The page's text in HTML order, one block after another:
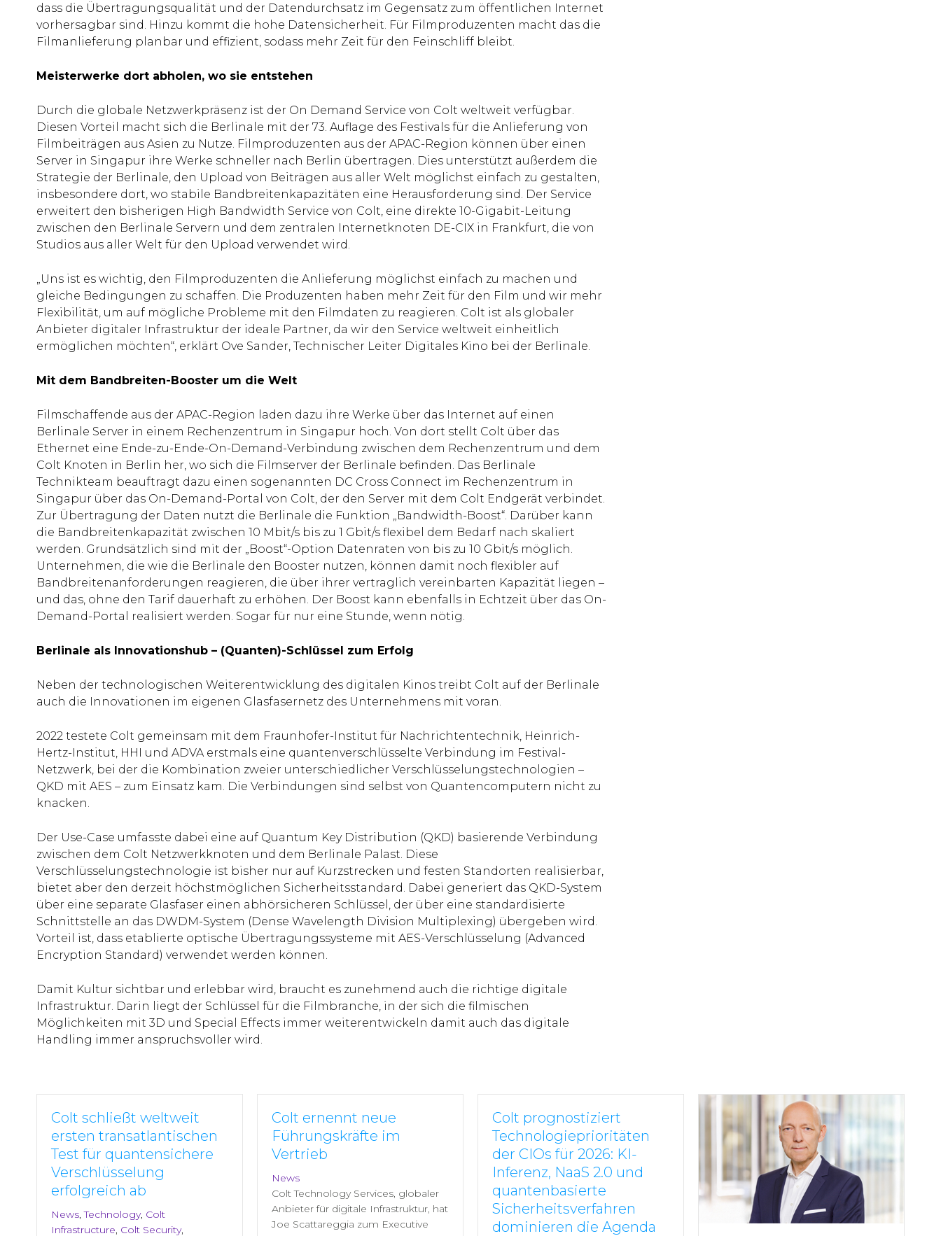
dass die Übertragungsqualität und der Datendurchsatz im Gegensatz zum öffentlichen Internet
vorhersagbar sind. Hinzu kommt die hohe Datensicherheit. Für Filmproduzenten macht das die
Filmanlieferung planbar und effizient, sodass mehr Zeit für den Feinschliff bleibt.
Meisterwerke dort abholen, wo sie entstehen
Durch die globale Netzwerkpräsenz ist der On Demand Service von Colt weltweit verfügbar.
Diesen Vorteil macht sich die Berlinale mit der 73. Auflage des Festivals für die Anlieferung von
Filmbeiträgen aus Asien zu Nutze. Filmproduzenten aus der APAC-Region können über einen
Server in Singapur ihre Werke schneller nach Berlin übertragen. Dies unterstützt außerdem die
Strategie der Berlinale, den Upload von Beiträgen aus aller Welt möglichst einfach zu gestalten,
insbesondere dort, wo stabile Bandbreitenkapazitäten eine Herausforderung sind. Der Service
erweitert den bisherigen High Bandwidth Service von Colt, eine direkte 10-Gigabit-Leitung
zwischen den Berlinale Servern und dem zentralen Internetknoten DE-CIX in Frankfurt, die von
Studios aus aller Welt für den Upload verwendet wird.
„Uns ist es wichtig, den Filmproduzenten die Anlieferung möglichst einfach zu machen und
gleiche Bedingungen zu schaffen. Die Produzenten haben mehr Zeit für den Film und wir mehr
Flexibilität, um auf mögliche Probleme mit den Filmdaten zu reagieren. Colt ist als globaler
Anbieter digitaler Infrastruktur der ideale Partner, da wir den Service weltweit einheitlich
ermöglichen möchten“, erklärt Ove Sander, Technischer Leiter Digitales Kino bei der Berlinale.
Mit dem Bandbreiten-Booster um die Welt
Filmschaffende aus der APAC-Region laden dazu ihre Werke über das Internet auf einen
Berlinale Server in einem Rechenzentrum in Singapur hoch. Von dort stellt Colt über das
Ethernet eine Ende-zu-Ende-On-Demand-Verbindung zwischen dem Rechenzentrum und dem
Colt Knoten in Berlin her, wo sich die Filmserver der Berlinale befinden. Das Berlinale
Technikteam beauftragt dazu einen sogenannten DC Cross Connect im Rechenzentrum in
Singapur über das On-Demand-Portal von Colt, der den Server mit dem Colt Endgerät verbindet.
Zur Übertragung der Daten nutzt die Berlinale die Funktion „Bandwidth-Boost“. Darüber kann
die Bandbreitenkapazität zwischen 10 Mbit/s bis zu 1 Gbit/s flexibel dem Bedarf nach skaliert
werden. Grundsätzlich sind mit der „Boost“-Option Datenraten von bis zu 10 Gbit/s möglich.
Unternehmen, die wie die Berlinale den Booster nutzen, können damit noch flexibler auf
Bandbreitenanforderungen reagieren, die über ihrer vertraglich vereinbarten Kapazität liegen –
und das, ohne den Tarif dauerhaft zu erhöhen. Der Boost kann ebenfalls in Echtzeit über das On-
Demand-Portal realisiert werden. Sogar für nur eine Stunde, wenn nötig.
Berlinale als Innovationshub – (Quanten)-Schlüssel zum Erfolg
Neben der technologischen Weiterentwicklung des digitalen Kinos treibt Colt auf der Berlinale
auch die Innovationen im eigenen Glasfasernetz des Unternehmens mit voran.
2022 testete Colt gemeinsam mit dem Fraunhofer-Institut für Nachrichtentechnik, Heinrich-
Hertz-Institut, HHI und ADVA erstmals eine quantenverschlüsselte Verbindung im Festival-
Netzwerk, bei der die Kombination zweier unterschiedlicher Verschlüsselungstechnologien –
QKD mit AES – zum Einsatz kam. Die Verbindungen sind selbst von Quantencomputern nicht zu
knacken.
Der Use-Case umfasste dabei eine auf Quantum Key Distribution (QKD) basierende Verbindung
zwischen dem Colt Netzwerkknoten und dem Berlinale Palast. Diese
Verschlüsselungstechnologie ist bisher nur auf Kurzstrecken und festen Standorten realisierbar,
bietet aber den derzeit höchstmöglichen Sicherheitsstandard. Dabei generiert das QKD-System
über eine separate Glasfaser einen abhörsicheren Schlüssel, der über eine standardisierte
Schnittstelle an das DWDM-System (Dense Wavelength Division Multiplexing) übergeben wird.
Vorteil ist, dass etablierte optische Übertragungssysteme mit AES-Verschlüsselung (Advanced
Encryption Standard) verwendet werden können.
Damit Kultur sichtbar und erlebbar wird, braucht es zunehmend auch die richtige digitale
Infrastruktur. Darin liegt der Schlüssel für die Filmbranche, in der sich die filmischen
Möglichkeiten mit 3D und Special Effects immer weiterentwickeln damit auch das digitale
Handling immer anspruchsvoller wird.
Colt schließt weltweit
ersten transatlantischen
Test für quantensichere
Verschlüsselung
erfolgreich ab
News,Technology, Colt
Infrastructure, Colt Security,
Colt ernennt neue
Führungskräfte im
Vertrieb
News
Colt Technology Services, globaler
Anbieter für digitale Infrastruktur, hat
Joe Scattareggia zum Executive
Colt prognostiziert
Technologieprioritäten
der CIOs für 2026: KI-
Inferenz, NaaS 2.0 und
quantenbasierte
Sicherheitsverfahren
dominieren die Agenda